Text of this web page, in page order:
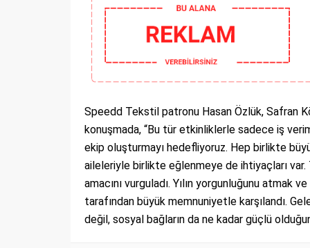
Speedd Tekstil patronu Hasan Özlük, Safran
konuşmada, “Bu tür etkinliklerle sadece iş
ekip oluşturmayı hedefliyoruz. Hep birlikte
aileleriyle birlikte eğlenmeye de ihtiyaçları var.
amacını vurguladı. Yılın yorgunluğunu atmak
tarafından büyük memnuniyetle karşılandı.
değil, sosyal bağların da ne kadar güçlü